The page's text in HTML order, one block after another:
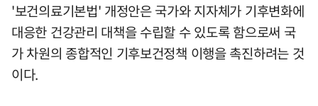
'보건의료기본법' 개정안은 국가와 지자체가 기후변화에
대응한 건강관리 대책을 수립할 수 있도록 함으로써 국
가 차원의 종합적인 기후보건정책 이행을 촉진하려는 것
이다.